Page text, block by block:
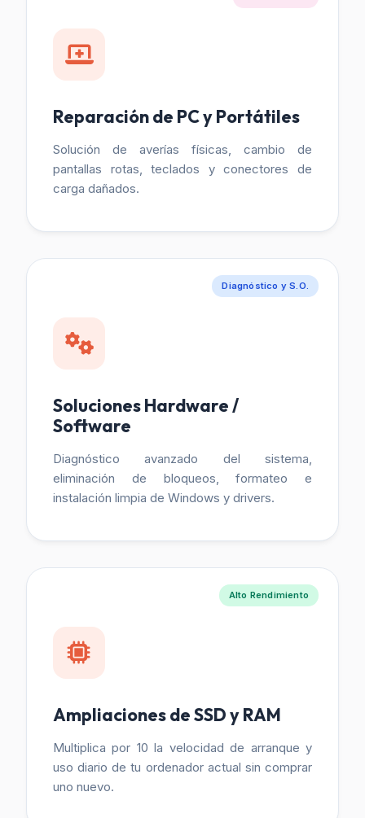
Reparación de PC y Portátiles
Solución de averías físicas, cambio de
pantallas rotas, teclados y conectores de
carga dañados.
Diagnóstico y S.O.
Soluciones Hardware /
Software
Diagnóstico avanzado del sistema,
eliminación de bloqueos, formateo e
instalación limpia de Windows y drivers.
Alto Rendimiento
Ampliaciones de SSD y RAM
Multiplica por 10 la velocidad de arranque y
uso diario de tu ordenador actual sin comprar
uno nuevo.